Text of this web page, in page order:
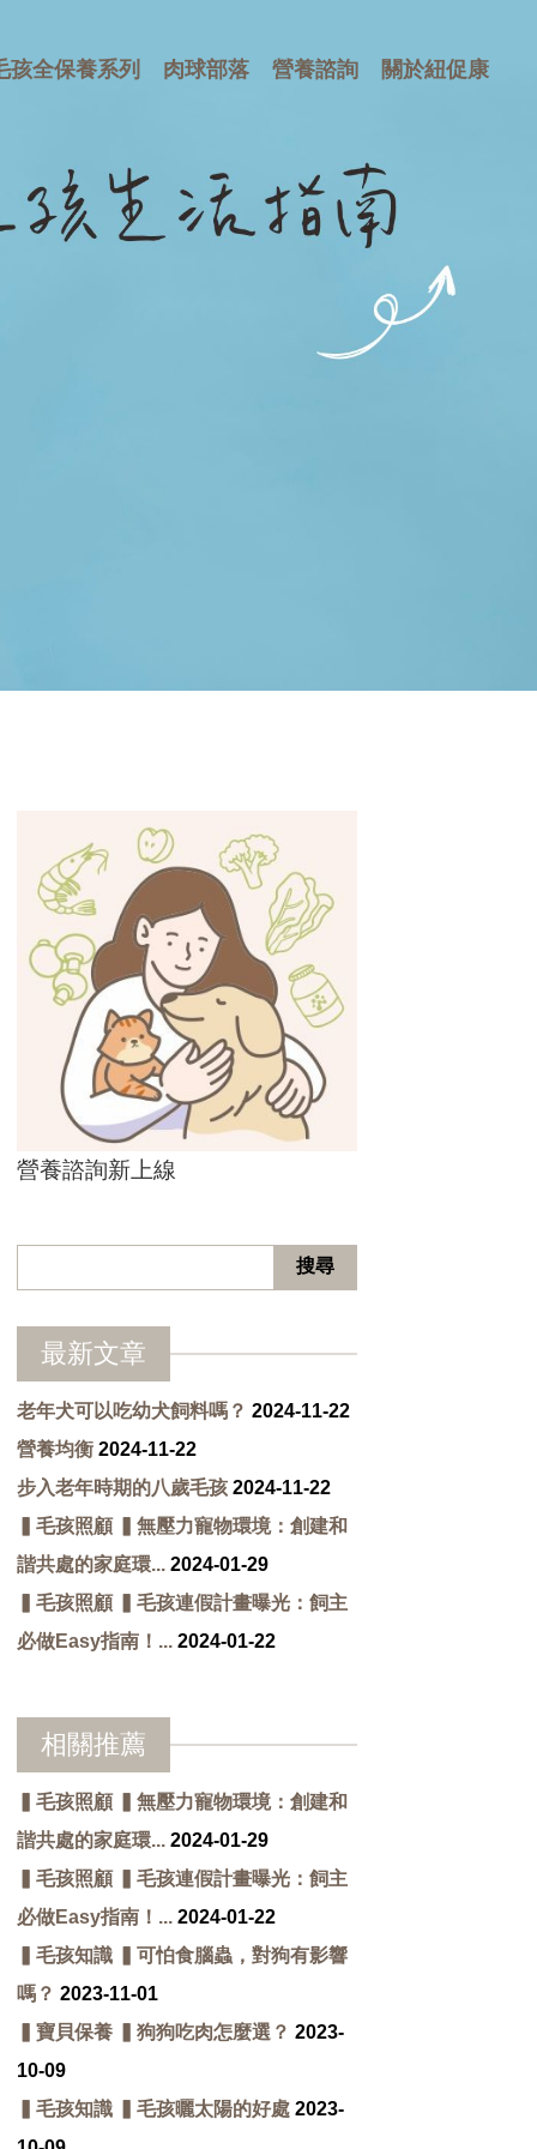
孩全保養系列 肉球部落 營養諮詢 關於紐促康
營養諮詢新上線
最新文章
老年犬可以吃幼犬飼料嗎？ 2024-11-22
營養均衡 2024-11-22
步入老年時期的八歲毛孩 2024-11-22
▍毛孩照顧 ▍無壓力寵物環境：創建和
諧共處的家庭環... 2024-01-29
▍毛孩照顧 ▍毛孩連假計畫曝光：飼主
必做Easy指南！... 2024-01-22
相關推薦
▍毛孩照顧 ▍無壓力寵物環境：創建和
諧共處的家庭環... 2024-01-29
▍毛孩照顧 ▍毛孩連假計畫曝光：飼主
必做Easy指南！... 2024-01-22
▍毛孩知識 ▍可怕食腦蟲，對狗有影響
嗎？ 2023-11-01
▍寶貝保養 ▍狗狗吃肉怎麼選？ 2023-
10-09
▍毛孩知識 ▍毛孩曬太陽的好處 2023-